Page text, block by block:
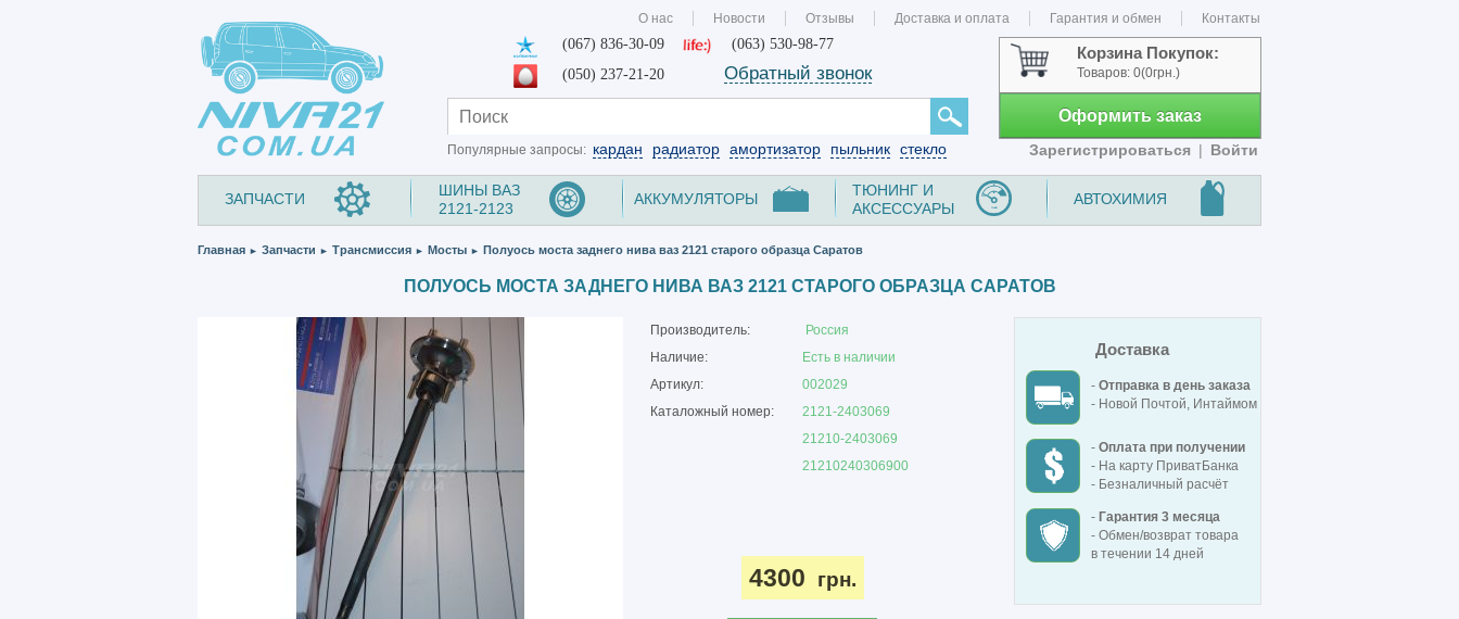
О нас Новости Отзывы Доставка и оплата Гарантия и обмен Контакты
(067) 836-30-09
(063) 530-98-77
(050) 237-21-20
Обратный звонок
Корзина Покупок:
Товаров: 0(0грн.)
Оформить заказ
Зарегистрироваться | Войти
Популярные запросы: кардан радиатор амортизатор пыльник стекло
ЗАПЧАСТИ
ШИНЫ ВАЗ
2121-2123
АККУМУЛЯТОРЫ
ТЮНИНГ И
АКСЕССУАРЫ
АВТОХИМИЯ
Главная ► Запчасти ► Трансмиссия ► Мосты ► Полуось моста заднего нива ваз 2121 старого образца Саратов
ПОЛУОСЬ МОСТА ЗАДНЕГО НИВА ВАЗ 2121 СТАРОГО ОБРАЗЦА САРАТОВ
Производитель:
Россия
Наличие:
Есть в наличии
Артикул:
002029
Каталожный номер:
2121-2403069
21210-2403069
21210240306900
4300 грн.
Доставка
- Отправка в день заказа
- Новой Почтой, Интаймом
- Оплата при получении
- На карту ПриватБанка
- Безналичный расчёт
- Гарантия 3 месяца
- Обмен/возврат товара
в течении 14 дней